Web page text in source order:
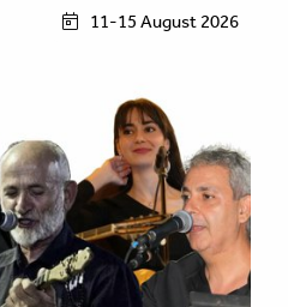
11-15 August 2026